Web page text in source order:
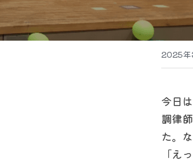
2025年
今日
調律
た。
「え